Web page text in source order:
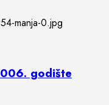
godište